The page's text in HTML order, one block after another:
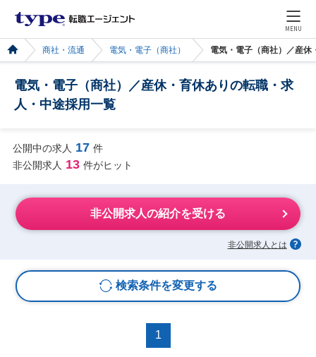
MENU
商社・流通 電気・電子（商社） 電気・電子（商社）／産休
電気・電子（商社）／産休・育休ありの転職・求
人・中途採用一覧
公開中の求人 17 件
非公開求人 13 件がヒット
非公開求人の紹介を受ける
非公開求人とは
検索条件を変更する
1